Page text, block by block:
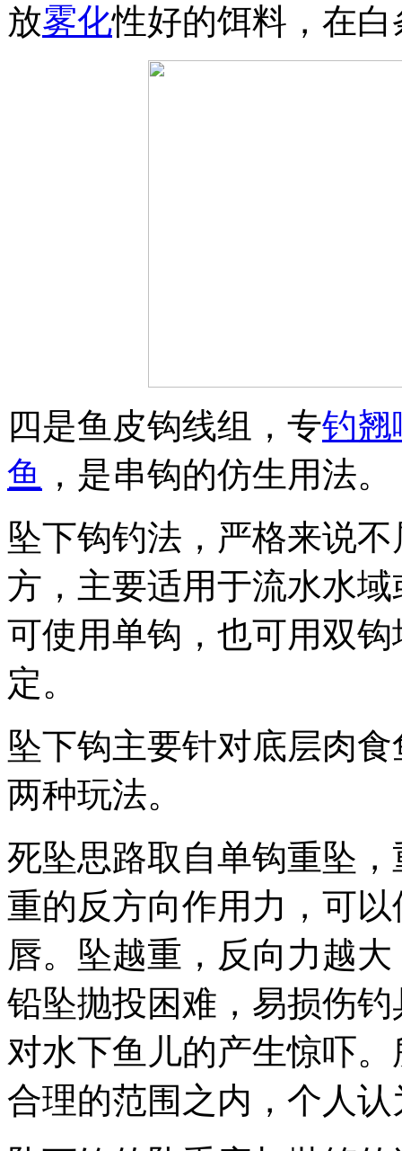
放雾化性好的饵料，在
四是鱼皮钩线组，专钓翘
鱼 ，是串钩的仿生用法。
坠下钩钓法，严格来说
方，主要适用于流水水
可使用单钩，也可用双
定。
坠下钩主要针对底层肉
两种玩法。
死坠思路取自单钩重坠
重的反方向作用力，可以
唇。坠越重，反向力越大
铅坠抛投困难，易损伤
对水下鱼儿的产生惊吓
合理的范围之内，个人